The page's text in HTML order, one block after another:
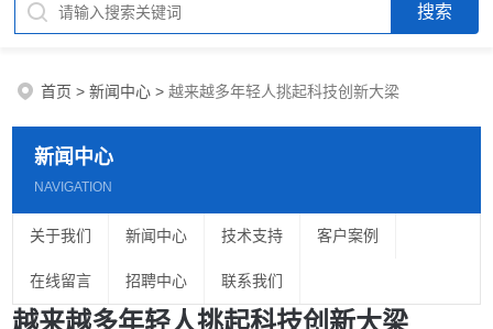
首页 >新闻中心 >越来越多年轻人挑起科技创新大梁
新闻中心
NAVIGATION
关于我们 新闻中心 技术支持 客户案例
在线留言 招聘中心 联系我们
越来越多年轻人挑起科技创新大梁